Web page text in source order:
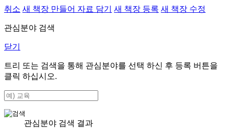
취소 새 책장 만들어 자료 담기 새 책장 등록 새 책장 수정
관심분야 검색
닫기
트리 또는 검색을 통해 관심분야를 선택 하신 후 등록 버튼을
클릭 하십시오.
관심분야 검색 결과